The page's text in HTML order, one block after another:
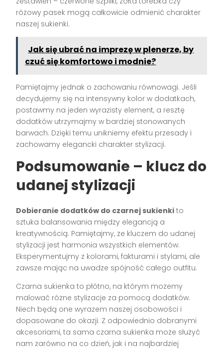
różowy pasek mogą całkowicie odmienić charakter
naszej sukienki.
Jak się ubrać na imprezę w plenerze, by
czuć się komfortowo i modnie?
Pamiętajmy jednak o zachowaniu równowagi. Jeśli
decydujemy się na intensywny kolor w dodatkach,
postawmy na jeden wyrazisty element, a resztę
dodatków utrzymajmy w bardziej stonowanych
barwach. Dzięki temu unikniemy efektu przesady i
zachowamy elegancki charakter stylizacji.
Podsumowanie – klucz do
udanej stylizacji
Dobieranie dodatków do czarnej sukienki to
sztuka balansowania między elegancją a
kreatywnością. Pamiętajmy, że kluczem do udanej
stylizacji jest harmonia wszystkich elementów.
Eksperymentujmy z kolorami, fakturami i stylami, ale
zawsze mając na uwadze spójność całego outfitu.
Czarna sukienka to płótno, na którym możemy
malować różne stylizacje za pomocą dodatków.
Niech będą one wyrazem naszej osobowości i
dopasowane do okazji. Z odpowiednio dobranymi
akcesoriami, ta sama czarna sukienka może służyć
nam zarówno na co dzień, jak i na najbardziej